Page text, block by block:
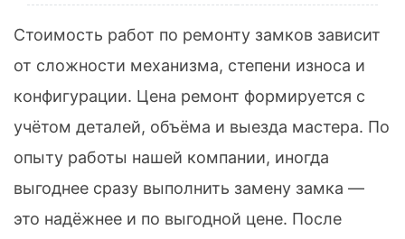
Стоимость работ по ремонту замков зависит
от сложности механизма, степени износа и
конфигурации. Цена ремонт формируется с
учётом деталей, объёма и выезда мастера. По
опыту работы нашей компании, иногда
выгоднее сразу выполнить замену замка —
это надёжнее и по выгодной цене. После